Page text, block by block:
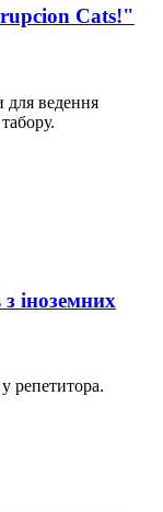
Cats!"
для ведення
іноземних
репетитора.